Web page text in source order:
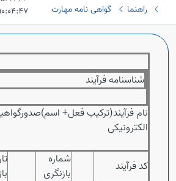
Openراهنما
گواهی نامه مهارت
۱۰:۰۴:۴۷
شناسنامه فرآیند
نام فرآیند(ترکیب فعل+
الکترونیکی
کد فرآیند
شماره
بازنگری